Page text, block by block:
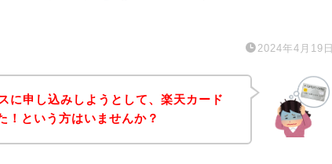
2024年4月19日
に申し込みしようとして、楽天カード
！という方はいませんか？